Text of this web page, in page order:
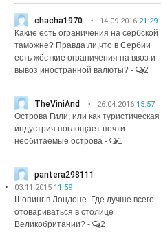
chacha1970 14.09.2016 21:29
Какие есть ограничения на сербской
таможне? Правда ли,что в Сербии
есть жёсткие ограничения на ввоз и
вывоз иностранной валюты? - 2
TheViniAnd 26.04.2016 15:57
Острова Гили, или как туристическая
индустрия поглощает почти
необитаемые острова - 1
pantera298111
03.11.2015 11:59
Шопинг в Лондоне. Где лучше всего
отовариваться в столице
Великобритании? - 2